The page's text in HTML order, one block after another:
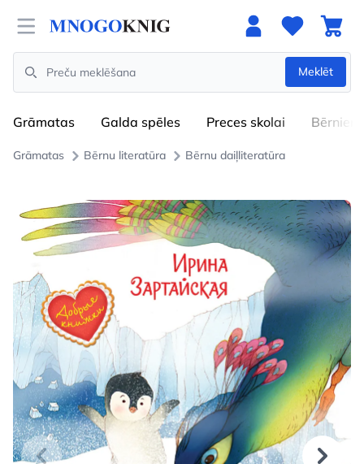
Open menu
Search
Meklēt
Grāmatas Galda spēles Preces skolai Bērniem
Grāmatas Bērnu literatūra Bērnu daiļliteratūra